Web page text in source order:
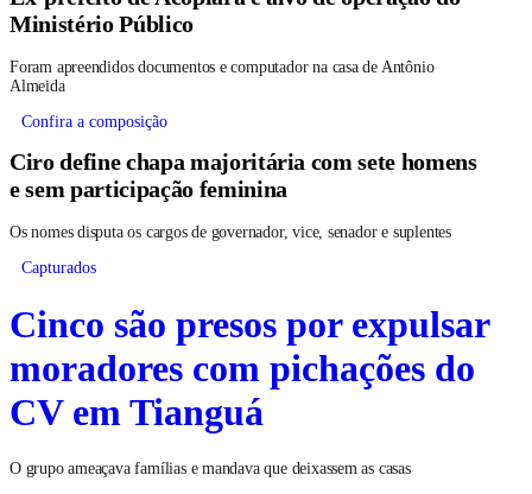
Ministério Público
Foram apreendidos documentos e computador na casa de Antônio
Almeida
Confira a composição
Ciro define chapa majoritária com sete homens
e sem participação feminina
Os nomes disputa os cargos de governador, vice, senador e suplentes
Capturados
Cinco são presos por expulsar
moradores com pichações do
CV em Tianguá
O grupo ameaçava famílias e mandava que deixassem as casas